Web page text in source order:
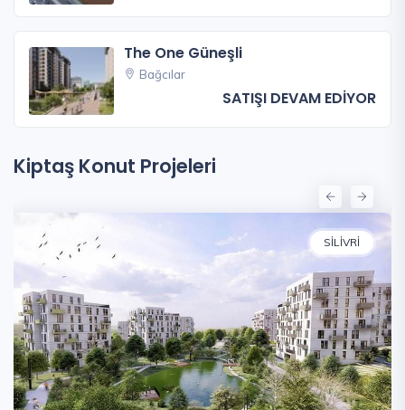
The One Güneşli
Bağcılar
SATIŞI DEVAM EDİYOR
Kiptaş Konut Projeleri
SILIVRI